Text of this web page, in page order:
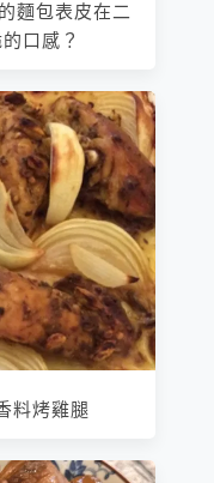
麵包表皮在二
口感？
料烤雞腿